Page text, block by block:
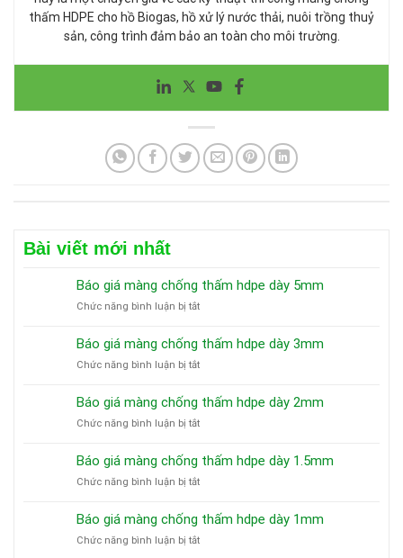
thấm HDPE cho hồ Biogas, hồ xử lý nước thải, nuôi trồng thuỷ
sản, công trình đảm bảo an toàn cho môi trường.
Bài viết mới nhất
Báo giá màng chống thấm hdpe dày 5mm
Chức năng bình luận bị tắtở
giá
màng
chống
hdpe
5mm
Báo giá màng chống thấm hdpe dày 3mm
Chức năng bình luận bị tắtở
giá
màng
chống
hdpe
3mm
Báo giá màng chống thấm hdpe dày 2mm
Chức năng bình luận bị tắtở
giá
màng
chống
hdpe
2mm
Báo giá màng chống thấm hdpe dày 1.5mm
Chức năng bình luận bị tắtở
giá
màng
chống
Báo giá màng chống thấm hdpe dày 1mm
Chức năng bình luận bị tắtở